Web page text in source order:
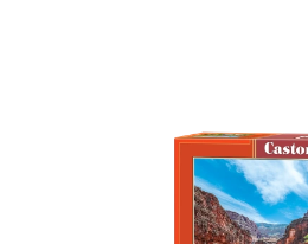
Previous